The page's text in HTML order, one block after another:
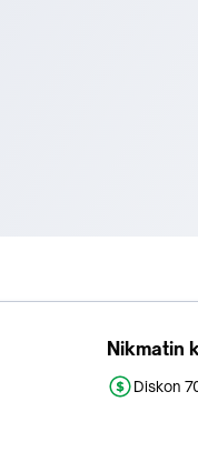
Nikmatin
Diskon